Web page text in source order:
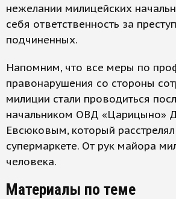
нежелании милицейских
себя ответственность за
подчиненных.
Напомним, что все меры по
правонарушения со стороны
милиции стали проводиться
начальником ОВД «Царицыно»
Евсюковым, который
супермаркете. От рук майора
человека.
Материалы по теме